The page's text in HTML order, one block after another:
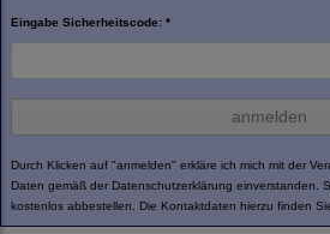
Eingabe Sicherheitscode: *
anmelden
Durch Klicken auf "anmelden" erkläre ich mich mit der
Daten gemäß der Datenschutzerklärung einverstanden.
kostenlos abbestellen. Die Kontaktdaten hierzu finden